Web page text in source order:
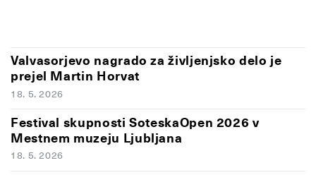
Valvasorjevo nagrado za življenjsko delo je
prejel Martin Horvat
18. 5. 2026
Festival skupnosti SoteskaOpen 2026 v
Mestnem muzeju Ljubljana
18. 5. 2026